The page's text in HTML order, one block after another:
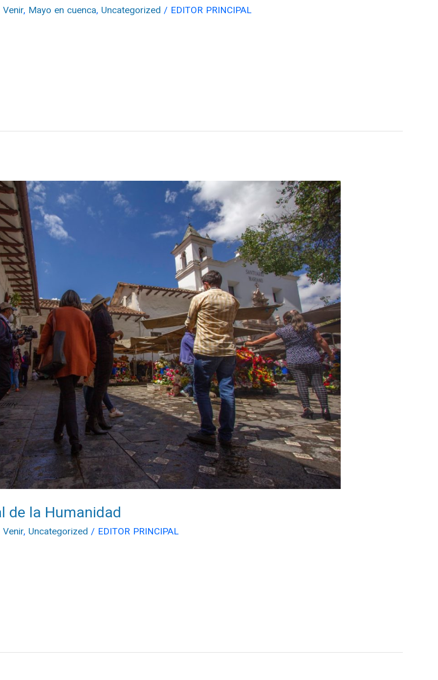
Venir, Mayo en cuenca, Uncategorized / EDITOR PRINCIPAL
de la Humanidad
Venir, Uncategorized / EDITOR PRINCIPAL